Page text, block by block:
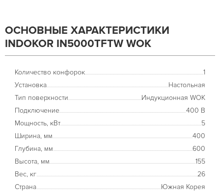
ОСНОВНЫЕ ХАРАКТЕРИСТИКИ
INDOKOR IN5000TFTW WOK
Количество конфорок
1
Установка
Настольная
Тип поверхности
Индукционная WOK
Подключение
400 В
Мощность, кВт
5
Ширина, мм
400
Глубина, мм
600
Высота, мм
155
Вес, кг
26
Страна
Южная Корея